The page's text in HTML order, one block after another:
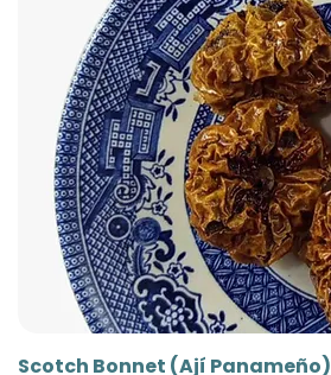
Scotch Bonnet (Ají Panameño)